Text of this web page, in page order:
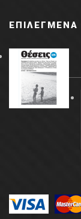
ΕΠΙΛΕΓΜΈΝΑ